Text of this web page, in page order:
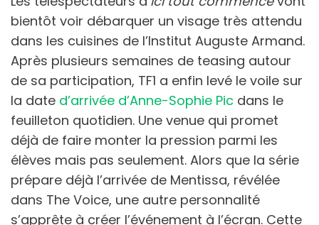
bientôt voir débarquer un visage très attendu
dans les cuisines de l’Institut Auguste Armand.
Après plusieurs semaines de teasing autour
de sa participation, TF1 a enfin levé le voile sur
la date d’arrivée d’Anne-Sophie Pic dans le
feuilleton quotidien. Une venue qui promet
déjà de faire monter la pression parmi les
élèves mais pas seulement. Alors que la série
prépare déjà l’arrivée de Mentissa, révélée
dans The Voice, une autre personnalité
s’apprête à créer l’événement à l’écran. Cette